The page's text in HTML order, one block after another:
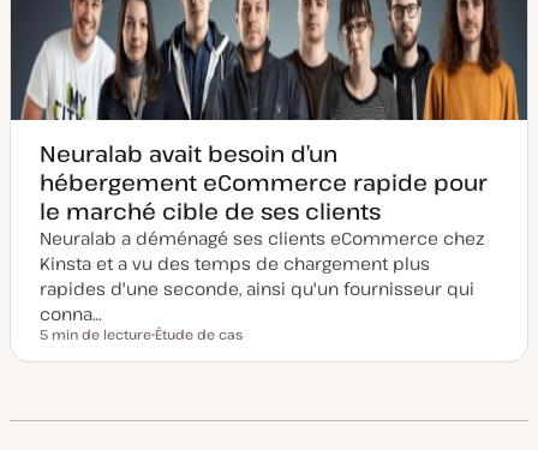
Neuralab avait besoin d’un
hébergement eCommerce rapide pour
le marché cible de ses clients
Neuralab a déménagé ses clients eCommerce chez
Kinsta et a vu des temps de chargement plus
rapides d'une seconde, ainsi qu'un fournisseur qui
conna…
Temps de lecture
5 min de lecture
y
Étude de cas